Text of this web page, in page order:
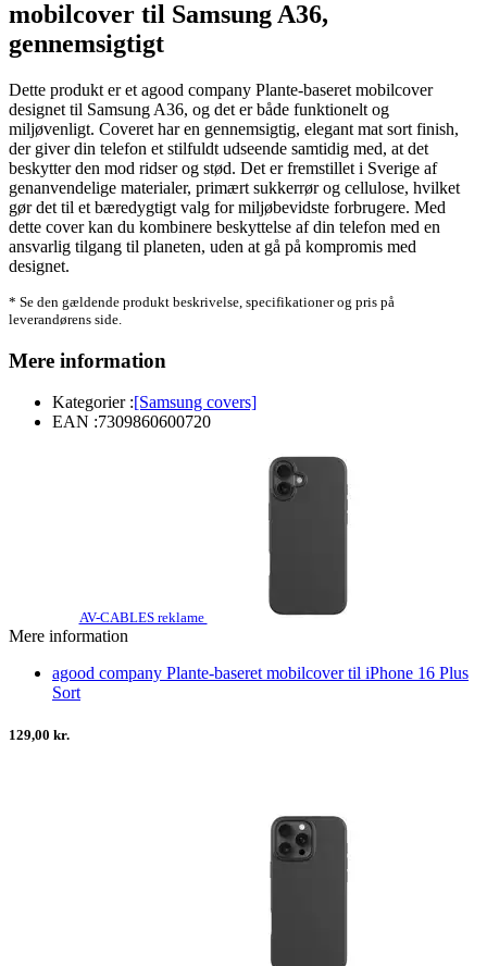
mobilcover til Samsung A36,
gennemsigtigt
Dette produkt er et agood company Plante-baseret mobilcover
designet til Samsung A36, og det er både funktionelt og
miljøvenligt. Coveret har en gennemsigtig, elegant mat sort finish,
der giver din telefon et stilfuldt udseende samtidig med, at det
beskytter den mod ridser og stød. Det er fremstillet i Sverige af
genanvendelige materialer, primært sukkerrør og cellulose, hvilket
gør det til et bæredygtigt valg for miljøbevidste forbrugere. Med
dette cover kan du kombinere beskyttelse af din telefon med en
ansvarlig tilgang til planeten, uden at gå på kompromis med
designet.
* Se den gældende produkt beskrivelse, specifikationer og pris på
leverandørens side.
Mere information
Kategorier :[Samsung covers]
EAN :7309860600720
AV-CABLES reklame
Mere information
agood company Plante-baseret mobilcover til iPhone 16 Plus
Sort
129,00 kr.